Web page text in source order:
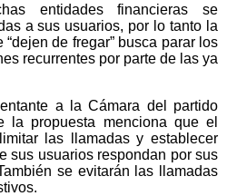
entidades financieras se
a sus usuarios, por lo tanto la
de fregar” busca parar los
recurrentes por parte de las ya
a la Cámara del partido
la propuesta menciona que el
las llamadas y establecer
sus usuarios respondan por sus
se evitarán las llamadas